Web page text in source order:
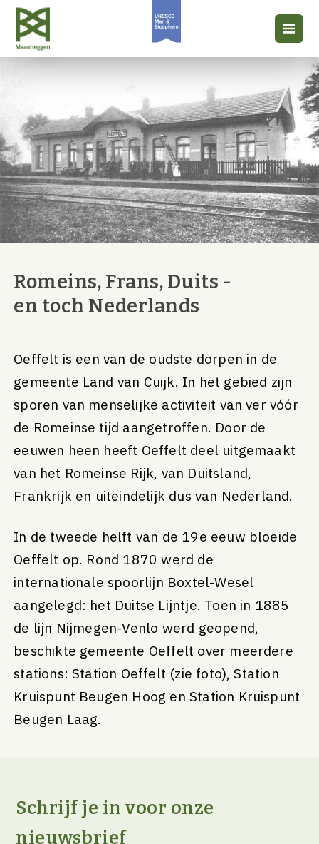
Romeins, Frans, Duits -
en toch Nederlands
Oeffelt is een van de oudste dorpen in de
gemeente Land van Cuijk. In het gebied zijn
sporen van menselijke activiteit van ver vóór
de Romeinse tijd aangetroffen. Door de
eeuwen heen heeft Oeffelt deel uitgemaakt
van het Romeinse Rijk, van Duitsland,
Frankrijk en uiteindelijk dus van Nederland.
In de tweede helft van de 19e eeuw bloeide
Oeffelt op. Rond 1870 werd de
internationale spoorlijn Boxtel-Wesel
aangelegd: het Duitse Lijntje. Toen in 1885
de lijn Nijmegen-Venlo werd geopend,
beschikte gemeente Oeffelt over meerdere
stations: Station Oeffelt (zie foto), Station
Kruispunt Beugen Hoog en Station Kruispunt
Beugen Laag.
Schrijf je in voor onze
nieuwsbrief